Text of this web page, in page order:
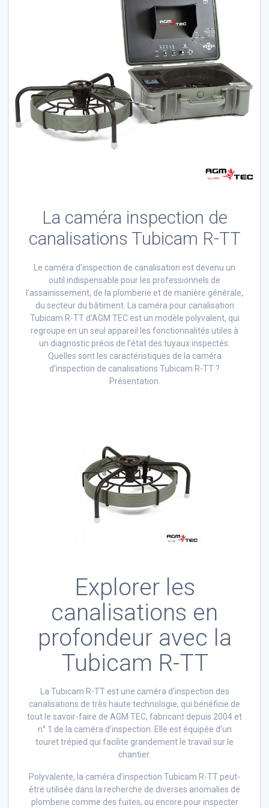
La caméra inspection de
canalisations Tubicam R-TT
Le caméra d’inspection de canalisation est devenu un
outil indispensable pour les professionnels de
l’assainissement, de la plomberie et de manière générale,
du secteur du bâtiment. La caméra pour canalisation
Tubicam R-TT d’AGM TEC est un modèle polyvalent, qui
regroupe en un seul appareil les fonctionnalités utiles à
un diagnostic précis de l’état des tuyaux inspectés.
Quelles sont les caractéristiques de la caméra
d’inspection de canalisations Tubicam R-TT ?
Présentation.
Explorer les
canalisations en
profondeur avec la
Tubicam R-TT
La Tubicam R-TT est une caméra d’inspection des
canalisations de très haute technologie, qui bénéficie de
tout le savoir-faire de AGM TEC, fabricant depuis 2004 et
n° 1 de la caméra d’inspection. Elle est équipée d’un
touret trépied qui facilite grandement le travail sur le
chantier.
Polyvalente, la caméra d’inspection Tubicam R-TT peut-
être utilisée dans la recherche de diverses anomalies de
plomberie comme des fuites, ou encore pour inspecter